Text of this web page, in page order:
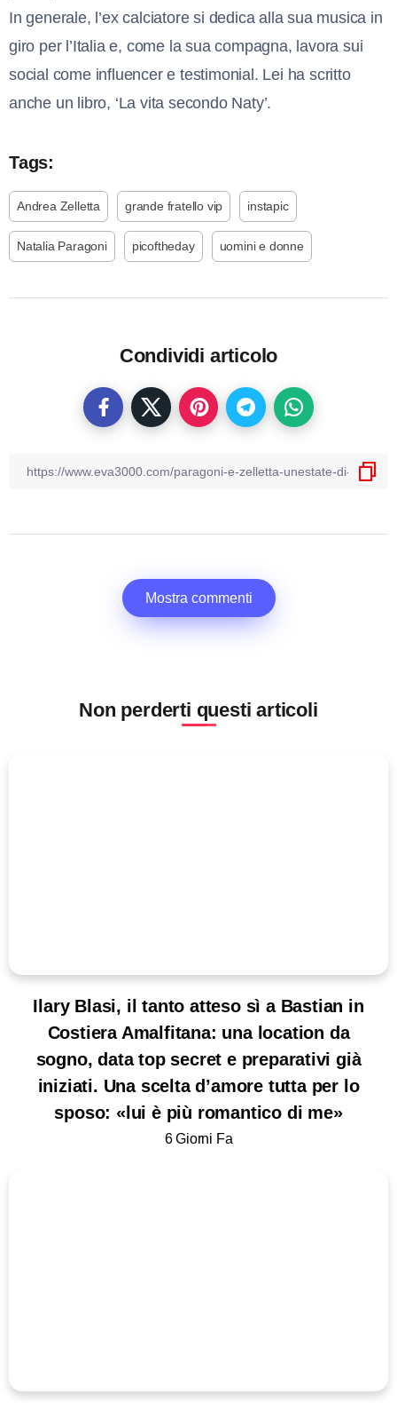
In generale, l’ex calciatore si dedica alla sua musica in
giro per l’Italia e, come la sua compagna, lavora sui
social come influencer e testimonial. Lei ha scritto
anche un libro, ‘La vita secondo Naty’.
Tags:
Andrea Zelletta grande fratello vip instapic
Natalia Paragoni picoftheday uomini e donne
Condividi articolo
Mostra commenti
Non perderti questi articoli
Ilary Blasi, il tanto atteso sì a Bastian in
Costiera Amalfitana: una location da
sogno, data top secret e preparativi già
iniziati. Una scelta d’amore tutta per lo
sposo: «lui è più romantico di me»
6 Giorni Fa